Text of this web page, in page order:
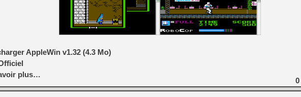
AppleWin v1.32 (4.3 Mo)
plus…
0